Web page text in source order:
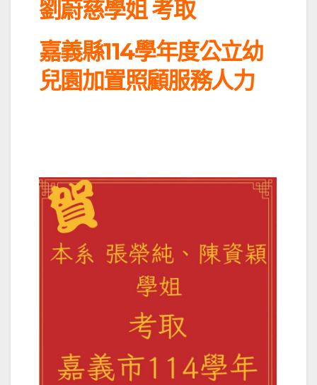
劉蔚慈學姐 考取
嘉義縣114學年度公立幼
兒園加置照顧服務人力